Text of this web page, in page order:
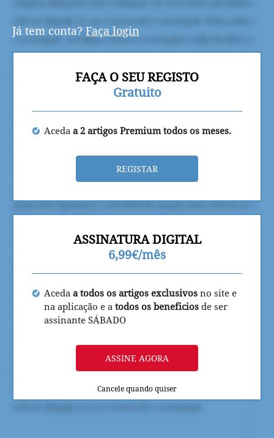
Já tem conta? Faça login
FAÇA O SEU REGISTO
Gratuito
Aceda a 2 artigos Premium todos os meses.
REGISTAR
ASSINATURA DIGITAL
6,99€/mês
Aceda a todos os artigos exclusivos no site e
na aplicação e a todos os beneficios de ser
assinante SÁBADO
ASSINE AGORA
Cancele quando quiser